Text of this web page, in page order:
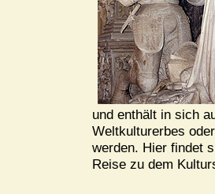
und enthält in sich
Weltkulturerbes
werden. Hier findet
Reise zu dem